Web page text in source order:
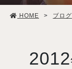
学生生活
HOME > ブログ
2012